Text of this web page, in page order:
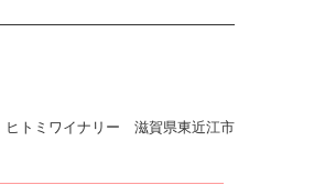
ヒトミワイナリー 滋賀県東近江市